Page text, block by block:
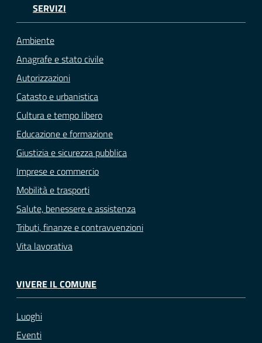
SERVIZI
Ambiente
Anagrafe e stato civile
Autorizzazioni
Catasto e urbanistica
Cultura e tempo libero
Educazione e formazione
Giustizia e sicurezza pubblica
Imprese e commercio
Mobilità e trasporti
Salute, benessere e assistenza
Tributi, finanze e contravvenzioni
Vita lavorativa
VIVERE IL COMUNE
Luoghi
Eventi